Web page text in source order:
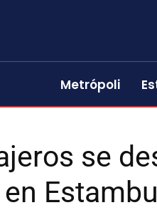
Metrópoli
se